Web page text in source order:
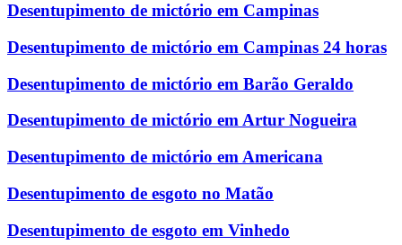
Desentupimento de mictório em Campinas
Desentupimento de mictório em Campinas 24 horas
Desentupimento de mictório em Barão Geraldo
Desentupimento de mictório em Artur Nogueira
Desentupimento de mictório em Americana
Desentupimento de esgoto no Matão
Desentupimento de esgoto em Vinhedo